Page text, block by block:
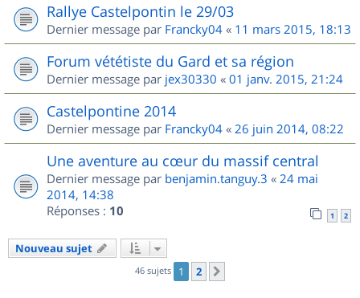
Rallye Castelpontin le 29/03
Dernier message par Francky04 « 11 mars 2015, 18:13
Forum vététiste du Gard et sa région
Dernier message par jex30330 « 01 janv. 2015, 21:24
Castelpontine 2014
Dernier message par Francky04 « 26 juin 2014, 08:22
Une aventure au cœur du massif central
Dernier message par benjamin.tanguy.3 « 24 mai
2014, 14:38
Réponses : 10 1 2
Nouveau sujet
46 sujets 1 2